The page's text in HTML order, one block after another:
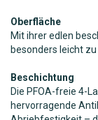
Oberfläche
Mit ihrer edlen
besonders leicht
Beschichtung
Die PFOA-freie 4-
hervorragende